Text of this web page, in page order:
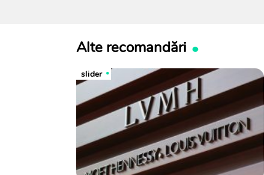
Alte recomandări
slider